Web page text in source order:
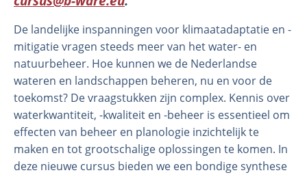
Organisatie
Medewerkers
Laboratorium
Veld- en laboratoriumexperimenten
Veldwerkzaamheden
De landelijke inspanningen voor klimaatadaptatie en -
mitigatie vragen steeds meer van het water- en
natuurbeheer. Hoe kunnen we de Nederlandse
wateren en landschappen beheren, nu en voor de
toekomst? De vraagstukken zijn complex. Kennis over
waterkwantiteit, -kwaliteit en -beheer is essentieel om
effecten van beheer en planologie inzichtelijk te
maken en tot grootschalige oplossingen te komen. In
deze nieuwe cursus bieden we een bondige synthese